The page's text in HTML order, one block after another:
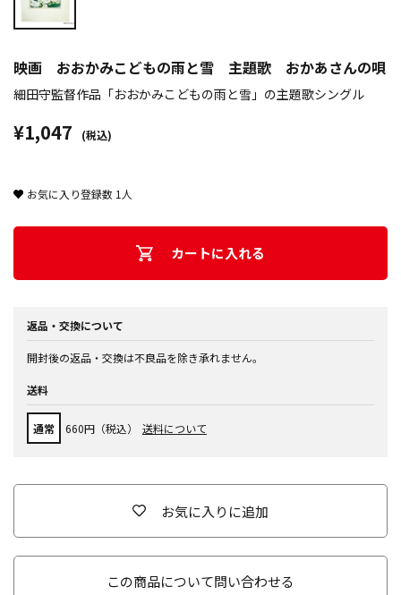
映画 おおかみこどもの雨と雪 主題歌 おかあさんの唄
細田守監督作品「おおかみこどもの雨と雪」の主題歌シングル
¥1,047 (税込)
お気に入り登録数 1 人
カートに入れる
返品・交換について
開封後の返品・交換は不良品を除き承れません。
送料
通常 660円（税込） 送料について
お気に入りに追加
この商品について問い合わせる